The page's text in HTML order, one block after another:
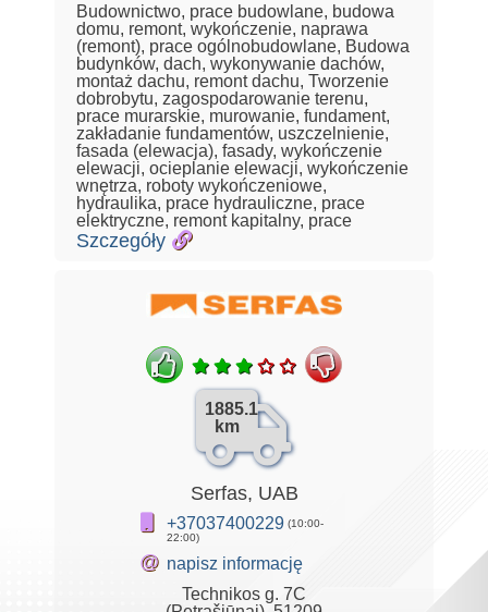
Budownictwo, prace budowlane, budowa
domu, remont, wykończenie, naprawa
(remont), prace ogólnobudowlane, Budowa
budynków, dach, wykonywanie dachów,
montaż dachu, remont dachu, Tworzenie
dobrobytu, zagospodarowanie terenu,
prace murarskie, murowanie, fundament,
zakładanie fundamentów, uszczelnienie,
fasada (elewacja), fasady, wykończenie
elewacji, ocieplanie elewacji, wykończenie
wnętrza, roboty wykończeniowe,
hydraulika, prace hydrauliczne, prace
elektryczne, remont kapitalny, prace
Szczegóły
1885.1
km
Serfas, UAB
+37037400229 (10:00-
22:00)
@ napisz informację
Technikos g. 7C